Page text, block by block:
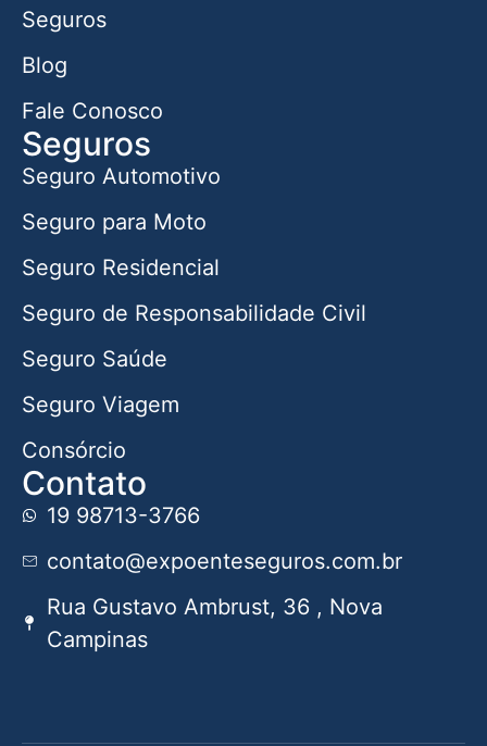
Seguros
Blog
Fale Conosco
Seguros
Seguro Automotivo
Seguro para Moto
Seguro Residencial
Seguro de Responsabilidade Civil
Seguro Saúde
Seguro Viagem
Consórcio
Contato
19 98713-3766
contato@expoenteseguros.com.br
Rua Gustavo Ambrust, 36 , Nova
Campinas